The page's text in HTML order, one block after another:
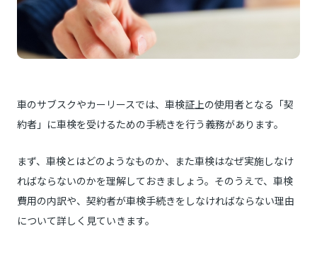
車のサブスクやカーリースでは、車検証上の使用者となる「契
約者」に車検を受けるための手続きを行う義務があります。
まず、車検とはどのようなものか、また車検はなぜ実施しなけ
ればならないのかを理解しておきましょう。そのうえで、車検
費用の内訳や、契約者が車検手続きをしなければならない理由
について詳しく見ていきます。